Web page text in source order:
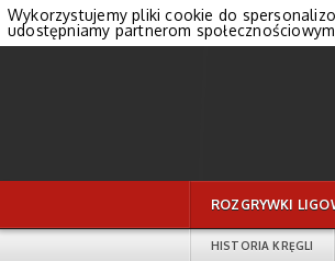
ROZGRYWKI
HISTORIA KRĘGLI
Wykorzystujemy pliki cookie do
udostępniamy partnerom